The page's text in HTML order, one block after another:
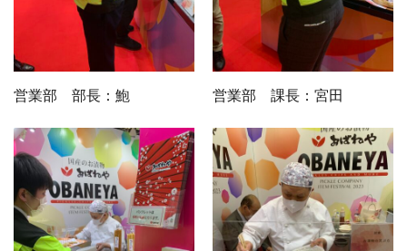
営業部 部長：鮑 営業部 課長：宮田